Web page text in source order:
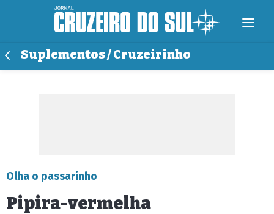
Suplementos / Cruzeirinho
Olha o passarinho
Pipira-vermelha